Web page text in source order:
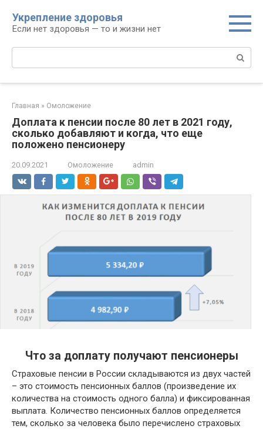
контенту
Укрепление здоровья
Если нет здоровья — то и жизни нет
Поиск:
Главная » Омоложение
Доплата к пенсии после 80 лет в 2021 году,
сколько добавляют и когда, что еще
положено пенсионеру
20.09.2021 Омоложение admin
Что за доплату получают пенсионеры
Страховые пенсии в России складываются из двух частей
– это стоимость пенсионных баллов (произведение их
количества на стоимость одного балла) и фиксированная
выплата. Количество пенсионных баллов определяется
тем, сколько за человека было перечислено страховых